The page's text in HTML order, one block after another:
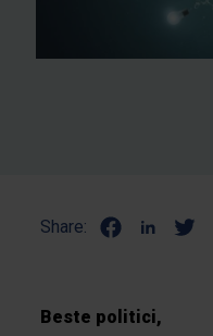
Share:
Beste politici,